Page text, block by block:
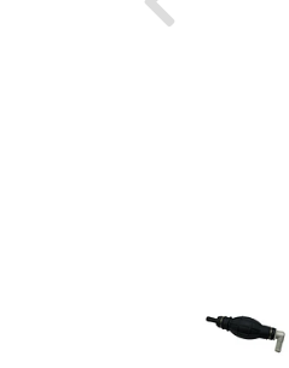
Previous